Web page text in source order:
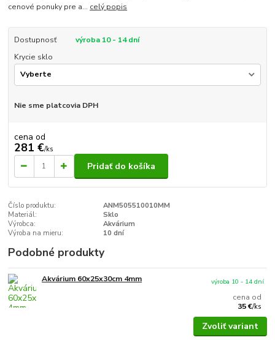
cenové ponuky pre a... celý popis
Dostupnosť
výroba 10 - 14 dní
Krycie sklo
Nie sme platcovia DPH
cena od
281 €/ks
Pridať do košíka
Číslo produktu:
ANM505510010MM
Materiál:
Sklo
Výrobca:
Akvárium
Výroba na mieru:
10 dní
Podobné produkty
Akvárium 60x25x30cm 4mm
cena od
35 €/ks
výroba 10 - 14 dní
Zvoliť variant